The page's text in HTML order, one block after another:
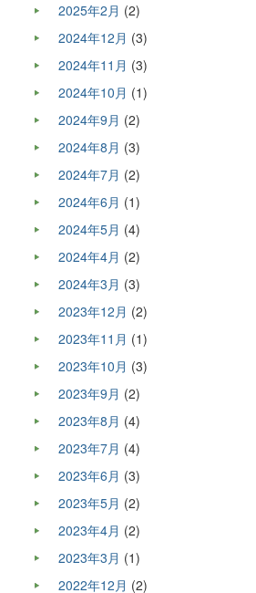
2025年2月 (2)
2024年12月 (3)
2024年11月 (3)
2024年10月 (1)
2024年9月 (2)
2024年8月 (3)
2024年7月 (2)
2024年6月 (1)
2024年5月 (4)
2024年4月 (2)
2024年3月 (3)
2023年12月 (2)
2023年11月 (1)
2023年10月 (3)
2023年9月 (2)
2023年8月 (4)
2023年7月 (4)
2023年6月 (3)
2023年5月 (2)
2023年4月 (2)
2023年3月 (1)
2022年12月 (2)